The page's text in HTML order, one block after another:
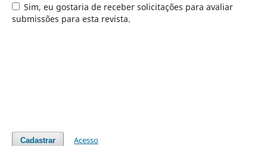
Sim, eu gostaria de receber solicitações para avaliar
submissões para esta revista.
Cadastrar Acesso